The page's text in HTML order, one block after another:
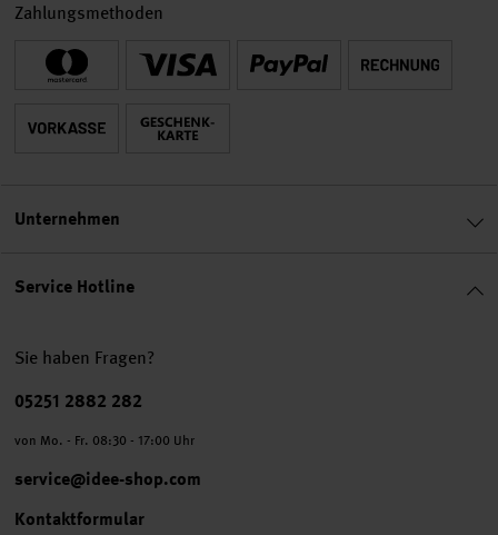
Service Hotline
Sie haben Fragen?
Telefonnummer
05251 2882 282
von Mo. - Fr. 08:30 - 17:00 Uhr
service@idee-shop.com
Kontaktformular
Zahlungsmethoden
Unternehmen